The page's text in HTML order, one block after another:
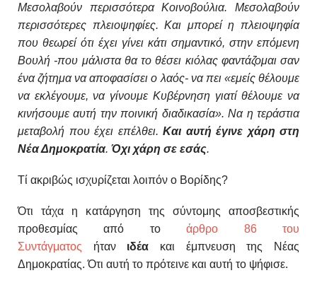
Μεσολαβούν περισσότερα Κοινοβούλια. Μεσολαβούν
περισσότερες πλειοψηφίες. Και μπορεί η πλειοψηφία
που θεωρεί ότι έχει γίνει κάτι σημαντικό, στην επόμενη
Βουλή -που μάλιστα θα το θέσει κιόλας φαντάζομαι σαν
ένα ζήτημα να αποφασίσει ο λαός- να πει «εμείς θέλουμε
να εκλέγουμε, να γίνουμε Κυβέρνηση γιατί θέλουμε να
κινήσουμε αυτή την ποινική διαδικασία». Να η τεράστια
μεταβολή που έχει επέλθει. Και αυτή έγινε χάρη στη
Νέα Δημοκρατία. Όχι χάρη σε εσάς.
Τί ακριβώς ισχυρίζεται λοιπόν ο Βορίδης?
Ότι τάχα η κατάργηση της σύντομης αποσβεστικής
προθεσμίας από τοάρθρο 86 του
Συντάγματος ήταν ιδέα και έμπνευση της Νέας
Δημοκρατίας. Ότι αυτή το πρότεινε και αυτή το ψήφισε.